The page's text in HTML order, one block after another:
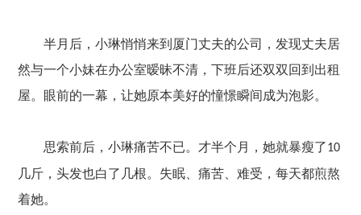
半月后，小琳悄悄来到厦门丈夫的公司，发现丈夫居
然与一个小妹在办公室暧昧不清，下班后还双双回到出租
屋。眼前的一幕，让她原本美好的憧憬瞬间成为泡影。
思索前后，小琳痛苦不已。才半个月，她就暴瘦了10
几斤，头发也白了几根。失眠、痛苦、难受，每天都煎熬
着她。